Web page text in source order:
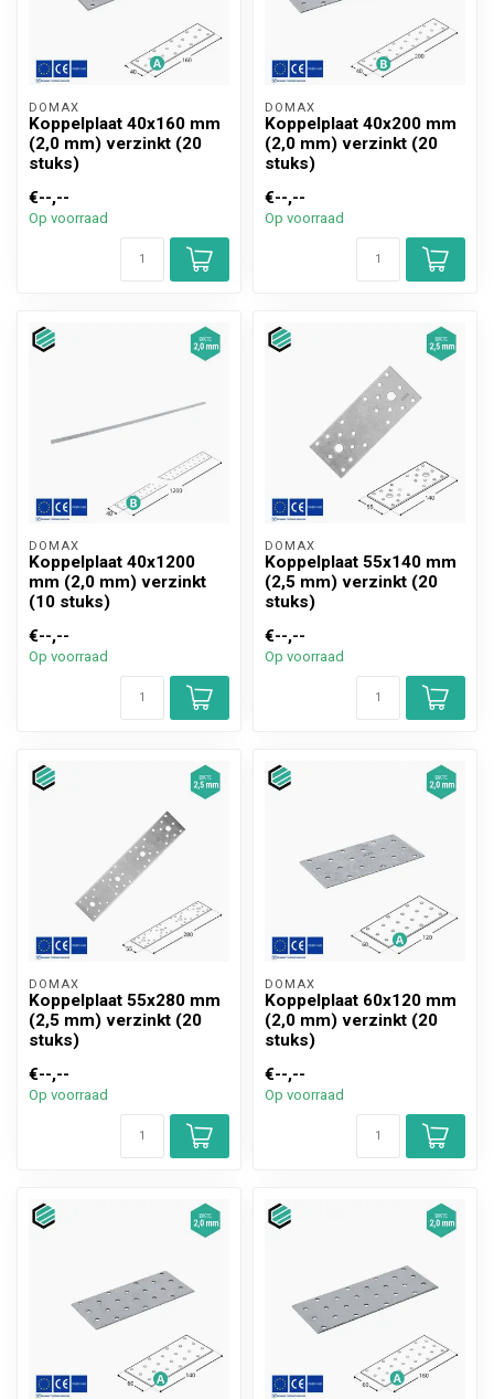
DOMAX
Koppelplaat 40x160 mm
(2,0 mm) verzinkt (20
stuks)
€--,--
Op voorraad
DOMAX
Koppelplaat 40x200 mm
(2,0 mm) verzinkt (20
stuks)
€--,--
Op voorraad
DOMAX
Koppelplaat 40x1200
mm (2,0 mm) verzinkt
(10 stuks)
€--,--
Op voorraad
DOMAX
Koppelplaat 55x140 mm
(2,5 mm) verzinkt (20
stuks)
€--,--
Op voorraad
DOMAX
Koppelplaat 55x280 mm
(2,5 mm) verzinkt (20
stuks)
€--,--
Op voorraad
DOMAX
Koppelplaat 60x120 mm
(2,0 mm) verzinkt (20
stuks)
€--,--
Op voorraad